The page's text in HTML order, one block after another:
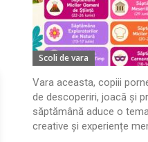
Scoli de vara
Vara aceasta, copiii
de descoperiri, joacă și
săptămână aduce o
creative și experiențe